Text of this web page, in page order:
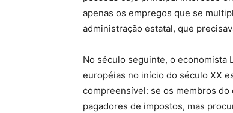
apenas os empregos que se
administração estatal, que
No século seguinte, o economista
européias no início do século XX
compreensível: se os membros
pagadores de impostos, mas